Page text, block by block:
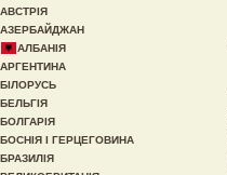
АВСТРІЯ
АЗЕРБАЙДЖАН
АЛБАНІЯ
АРГЕНТИНА
БІЛОРУСЬ
БЕЛЬГІЯ
БОЛГАРІЯ
БОСНІЯ І ГЕРЦЕГОВИНА
БРАЗИЛІЯ